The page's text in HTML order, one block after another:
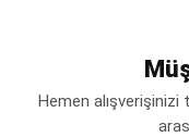
Hemen